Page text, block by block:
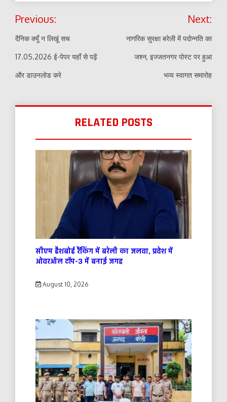
Post
navigation
Previous:
दैनिक क्यूँ न लिखूं सच
17.05.2026 ई-पेपर यहाँ से पढ़ें
और डाउनलोड करे
Next:
नागरिक सुरक्षा बरेली में पदोन्नति का
जश्न, इज्जतनगर पोस्ट पर हुआ
भव्य स्वागत समारोह
RELATED POSTS
सीएम डैशबोर्ड रैंकिंग में बरेली का जलवा, प्रदेश में
ओवरऑल टॉप-3 में बनाई जगह
August 10, 2026